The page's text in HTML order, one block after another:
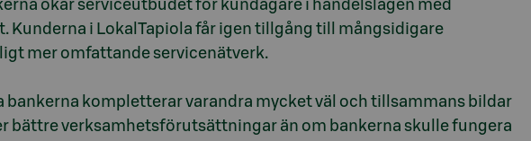
ökar serviceutbudet för kundägare i handelslagen med
Kunderna i LokalTapiola får igen tillgång till mångsidigare
mer omfattande servicenätverk.
bankerna kompletterar varandra mycket väl och tillsammans bildar
bättre verksamhetsförutsättningar än om bankerna skulle fungera